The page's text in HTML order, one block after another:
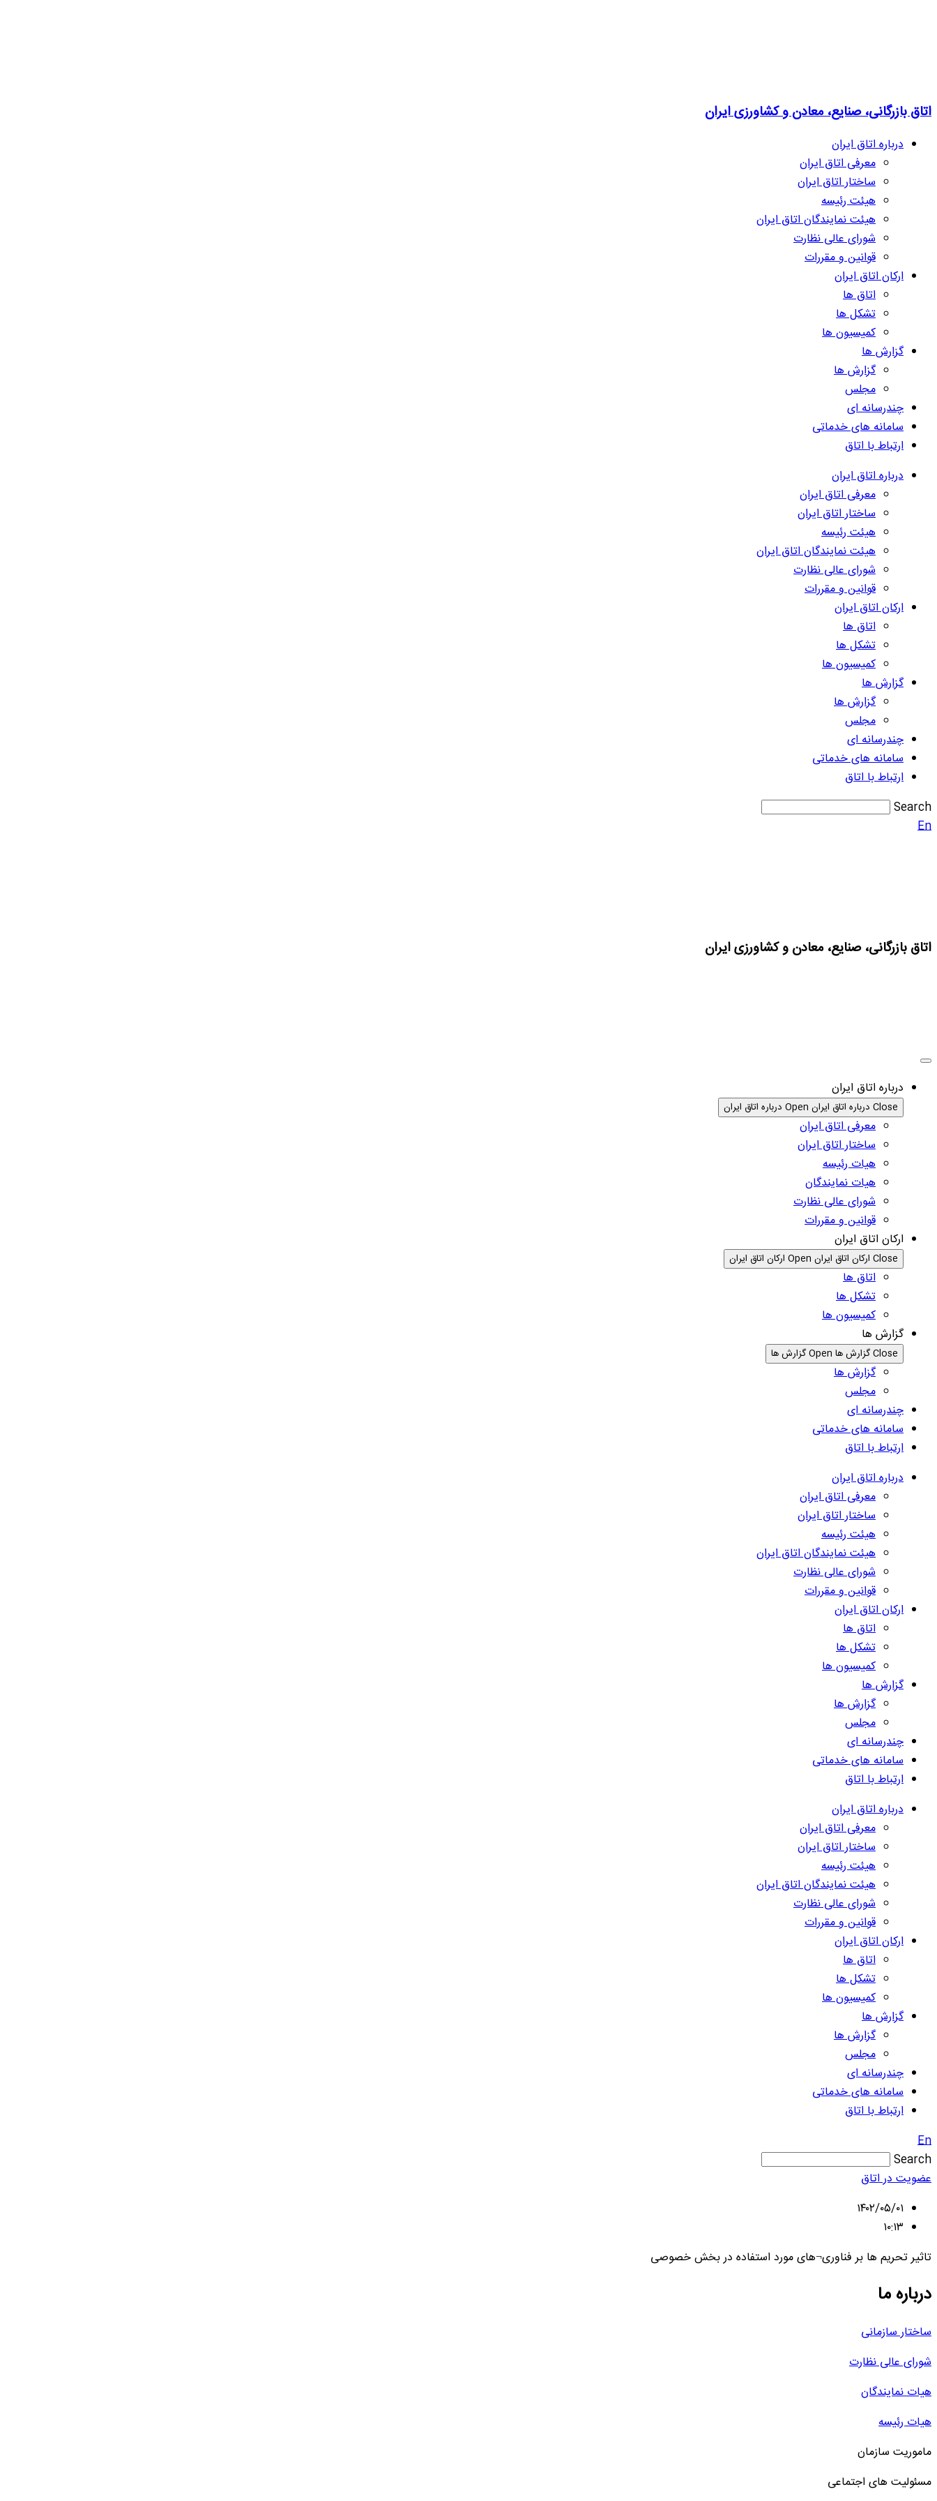
اتاق بازرگانی، صنایع، معادن و کشاورزی ایران
درباره اتاق ایران
معرفی اتاق ایران
ساختار اتاق ایران
هیئت رئیسه
هیئت نمایندگان اتاق ایران
شورای عالی نظارت
قوانین و مقررات
ارکان اتاق ایران
اتاق ها
تشکل ها
کمیسیون ها
گزارش ها
گزارش ها
مجلس
چندرسانه ای
سامانه های خدماتی
ارتباط با اتاق
درباره اتاق ایران
معرفی اتاق ایران
ساختار اتاق ایران
هیئت رئیسه
هیئت نمایندگان اتاق ایران
شورای عالی نظارت
قوانین و مقررات
ارکان اتاق ایران
اتاق ها
تشکل ها
کمیسیون ها
گزارش ها
گزارش ها
مجلس
چندرسانه ای
سامانه های خدماتی
ارتباط با اتاق
Search
En
اتاق بازرگانی، صنایع، معادن و کشاورزی ایران
درباره اتاق ایران
Close درباره اتاق ایران Open درباره اتاق ایران
معرفی اتاق ایران
ساختار اتاق ایران
هیات رئیسه
هیات نمایندگان
شورای عالی نظارت
قوانین و مقررات
ارکان اتاق ایران
Close ارکان اتاق ایران Open ارکان اتاق ایران
اتاق ها
تشکل ها
کمیسیون ها
گزارش ها
Close گزارش ها Open گزارش ها
گزارش ها
مجلس
چندرسانه ای
سامانه های خدماتی
ارتباط با اتاق
درباره اتاق ایران
معرفی اتاق ایران
ساختار اتاق ایران
هیئت رئیسه
هیئت نمایندگان اتاق ایران
شورای عالی نظارت
قوانین و مقررات
ارکان اتاق ایران
اتاق ها
تشکل ها
کمیسیون ها
گزارش ها
گزارش ها
مجلس
چندرسانه ای
سامانه های خدماتی
ارتباط با اتاق
درباره اتاق ایران
معرفی اتاق ایران
ساختار اتاق ایران
هیئت رئیسه
هیئت نمایندگان اتاق ایران
شورای عالی نظارت
قوانین و مقررات
ارکان اتاق ایران
اتاق ها
تشکل ها
کمیسیون ها
گزارش ها
گزارش ها
مجلس
چندرسانه ای
سامانه های خدماتی
ارتباط با اتاق
En
Search
عضویت در اتاق
۱۴۰۲/۰۵/۰۱
۱۰:۱۳
تاثیر تحریم ها بر فناوری¬های مورد استفاده در بخش خصوصی
درباره ما
ساختار سازمانی
شورای عالی نظارت
هیات نمایندگان
هیات رئیسه
ماموریت سازمان
مسئولیت های اجتماعی